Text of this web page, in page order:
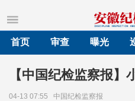
首页
审查 曝光
【中国纪检监察报】
04-13 07:55 中国纪检监察报